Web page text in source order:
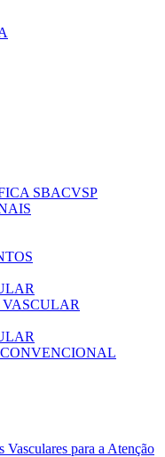
SBACVSP
Vasculares para a Atenção